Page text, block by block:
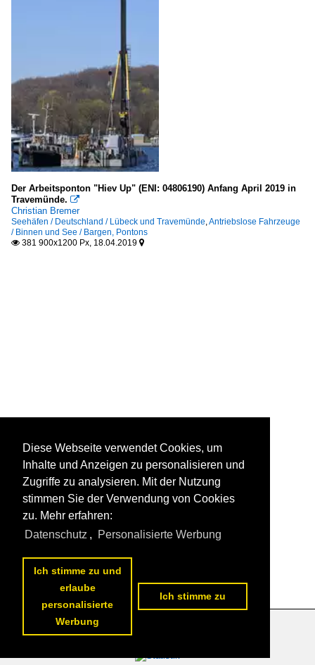
Der Arbeitsponton "Hiev Up" (ENI: 04806190) Anfang April 2019 in
Travemünde. 
Christian Bremer
Seehäfen / Deutschland / Lübeck und Travemünde,Antriebslose Fahrzeuge
/ Binnen und See / Bargen, Pontons
 381 900x1200 Px, 18.04.2019 
Datenschutzerklärung
Diese Webseite verwendet Cookies, um
Inhalte und Anzeigen zu personalisieren und
Zugriffe zu analysieren. Mit der Nutzung
stimmen Sie der Verwendung von Cookies
zu. Mehr erfahren:
Datenschutz , Personalisierte Werbung
Ich stimme zu und
erlaube
personalisierte
Werbung
Ich stimme zu